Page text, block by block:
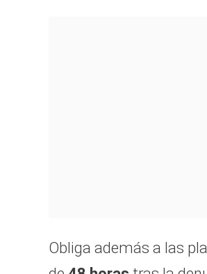
Obliga además a las